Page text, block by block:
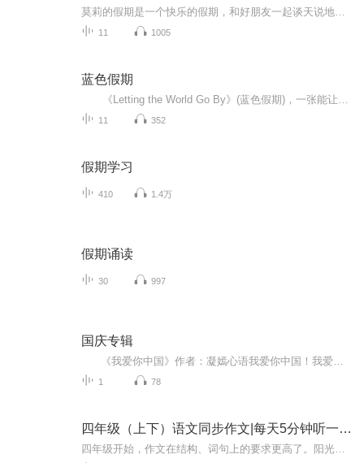
11 1005
蓝色假期
11 352
假期学习
410 1.4万
假期诵读
30 997
国庆专辑
1 78
四年级（上下）语文同步作文|每天5分钟听一篇好作文